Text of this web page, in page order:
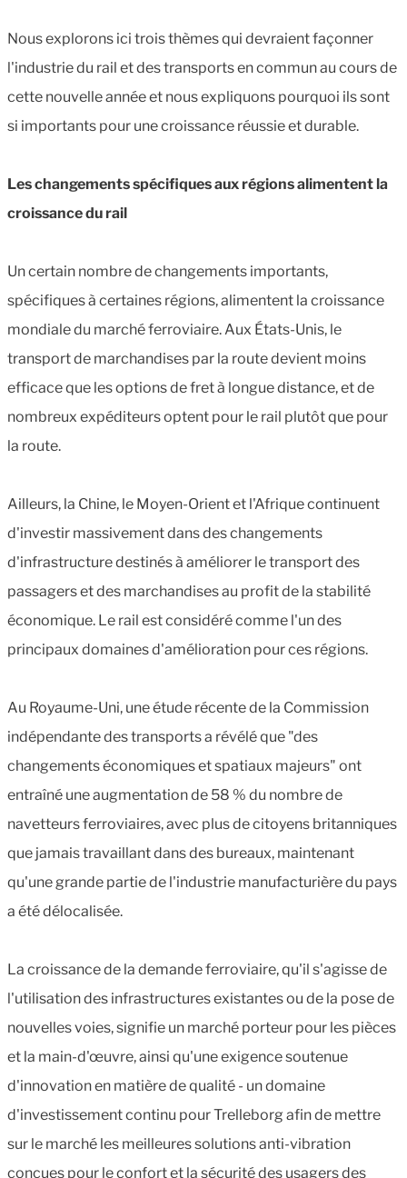
Nous explorons ici trois thèmes qui devraient façonner
l'industrie du rail et des transports en commun au cours de
cette nouvelle année et nous expliquons pourquoi ils sont
si importants pour une croissance réussie et durable.
Les changements spécifiques aux régions alimentent la
croissance du rail
Un certain nombre de changements importants,
spécifiques à certaines régions, alimentent la croissance
mondiale du marché ferroviaire. Aux États-Unis, le
transport de marchandises par la route devient moins
efficace que les options de fret à longue distance, et de
nombreux expéditeurs optent pour le rail plutôt que pour
la route.
Ailleurs, la Chine, le Moyen-Orient et l'Afrique continuent
d'investir massivement dans des changements
d'infrastructure destinés à améliorer le transport des
passagers et des marchandises au profit de la stabilité
économique. Le rail est considéré comme l'un des
principaux domaines d'amélioration pour ces régions.
Au Royaume-Uni, une étude récente de la Commission
indépendante des transports a révélé que "des
changements économiques et spatiaux majeurs" ont
entraîné une augmentation de 58 % du nombre de
navetteurs ferroviaires, avec plus de citoyens britanniques
que jamais travaillant dans des bureaux, maintenant
qu'une grande partie de l'industrie manufacturière du pays
a été délocalisée.
La croissance de la demande ferroviaire, qu'il s'agisse de
l'utilisation des infrastructures existantes ou de la pose de
nouvelles voies, signifie un marché porteur pour les pièces
et la main-d'œuvre, ainsi qu'une exigence soutenue
d'innovation en matière de qualité - un domaine
d'investissement continu pour Trelleborg afin de mettre
sur le marché les meilleures solutions anti-vibration
conçues pour le confort et la sécurité des usagers des